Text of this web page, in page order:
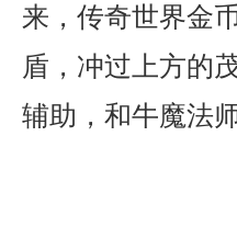
来，传奇世界金
盾，冲过上方的
辅助，和牛魔法